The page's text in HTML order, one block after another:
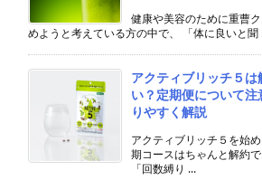
健康や美容のために重曹
めようと考えている方の中で、 「体に良いと聞
アクティブリッチ５は
い？定期便について注
りやすく解説
アクティブリッチ５を始
期コースはちゃんと解約で
「回数縛り ...